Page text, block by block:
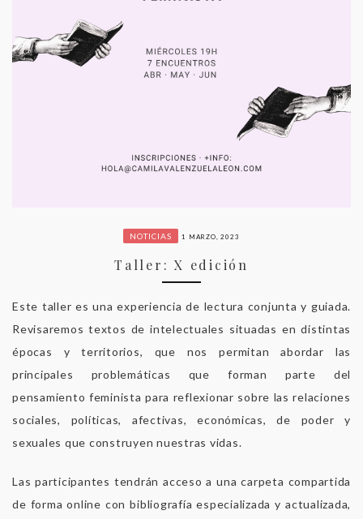
NOTICIAS 1 MARZO, 2023
Taller: X edición
Este taller es una experiencia de lectura conjunta y guiada.
Revisaremos textos de intelectuales situadas en distintas
épocas y territorios, que nos permitan abordar las
principales problemáticas que forman parte del
pensamiento feminista para reflexionar sobre las relaciones
sociales, políticas, afectivas, económicas, de poder y
sexuales que construyen nuestras vidas.
Las participantes tendrán acceso a una carpeta compartida
de forma online con bibliografía especializada y actualizada,